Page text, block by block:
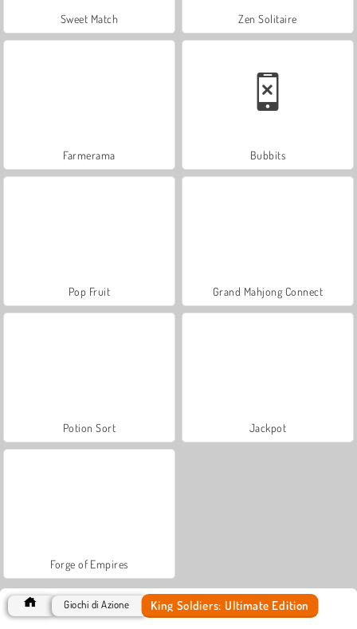
Sweet Match Zen Solitaire
Farmerama Bubbits
Pop Fruit Grand Mahjong Connect
Potion Sort Jackpot
Forge of Empires
Giochi di Azione King Soldiers: Ultimate Edition